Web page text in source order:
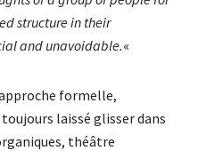
structure in their
and unavoidable.«
formelle,
laissé glisser dans
théâtre